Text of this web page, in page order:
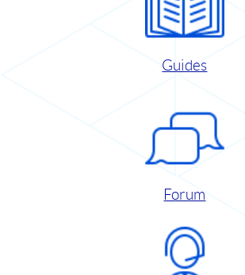
Guides
Forum